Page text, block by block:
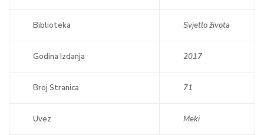
Biblioteka Svjetlo života
Godina Izdanja 2017
Broj Stranica 71
Uvez Meki